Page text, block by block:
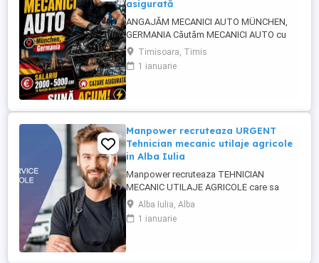
asigurată
ANGAJĂM MECANICI AUTO MÜNCHEN,
GERMANIA Căutăm MECANICI AUTO cu
experiență pentru activitate în München,
Germania. SALARIU: între 2.000 și 5.000
EUR, în funcție de experiență și nivelul de
experiență în domeniul mecanicii ...
Timisoara, Timis
1 ianuarie
Manpower recruteaza URGENT
Tehnician mecanic utilaje agricole
in Alba Iulia
Manpower recruteaza TEHNICIAN
MECANIC UTILAJE AGRICOLE care sa
participe la asigurarea mentenantei,
diagnosticarii si repararii utilajelor agricole
(ex: tractoare, combine), astfel incat
Alba Iulia, Alba
1 ianuarie